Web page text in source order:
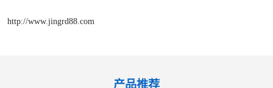
http://www.jingrd88.com
产品推荐